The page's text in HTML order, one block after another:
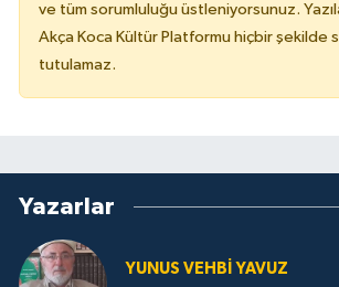
ve tüm sorumluluğu üstleniyorsunuz.
Akça Koca Kültür Platformu hiçbir şekilde
tutulamaz.
Yazarlar
YUNUS VEHBI YAVUZ